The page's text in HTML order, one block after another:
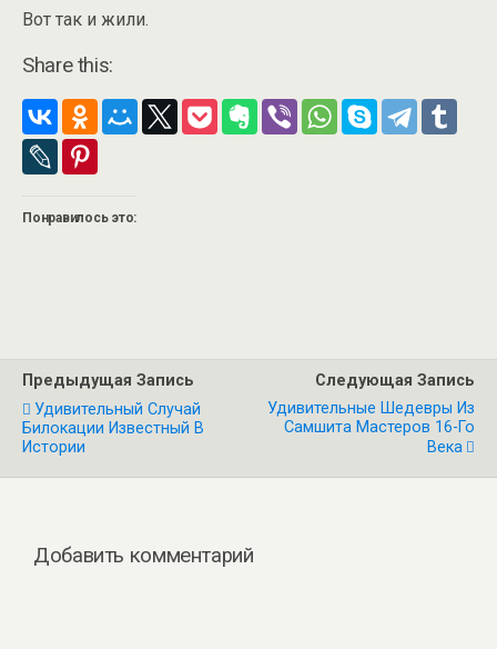
Вот так и жили.
Share this:
Понравилось это:
Предыдущая Запись
Удивительный Случай
Билокации Известный В
Истории
Следующая Запись
Удивительные Шедевры Из
Самшита Мастеров 16-Го
Века
Добавить комментарий